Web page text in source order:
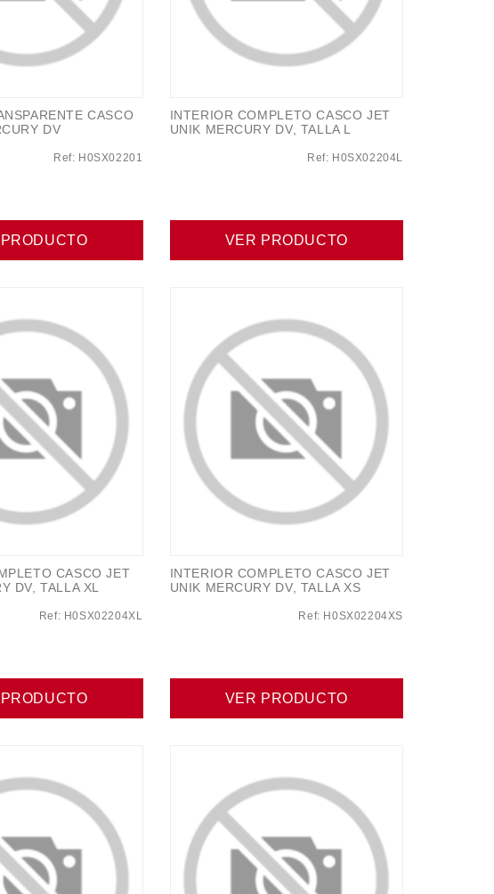
CASCO
DV
Ref: H0SX02201
INTERIOR COMPLETO CASCO JET
UNIK MERCURY DV, TALLA L
Ref: H0SX02204L
VER PRODUCTO
CASCO JET
DV, TALLA XL
Ref: H0SX02204XL
INTERIOR COMPLETO CASCO JET
UNIK MERCURY DV, TALLA XS
Ref: H0SX02204XS
VER PRODUCTO